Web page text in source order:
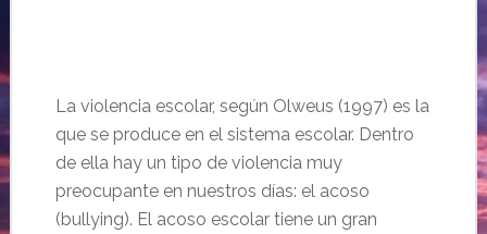
La violencia escolar, según Olweus (1997) es la
que se produce en el sistema escolar. Dentro
de ella hay un tipo de violencia muy
preocupante en nuestros días: el acoso
(bullying). El acoso escolar tiene un gran